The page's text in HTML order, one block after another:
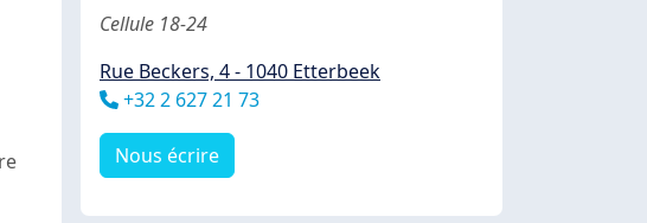
Body
Cellule 18-24
Rue Beckers, 4 - 1040 Etterbeek
Téléphone
+32 2 627 21 73
Nous écrire